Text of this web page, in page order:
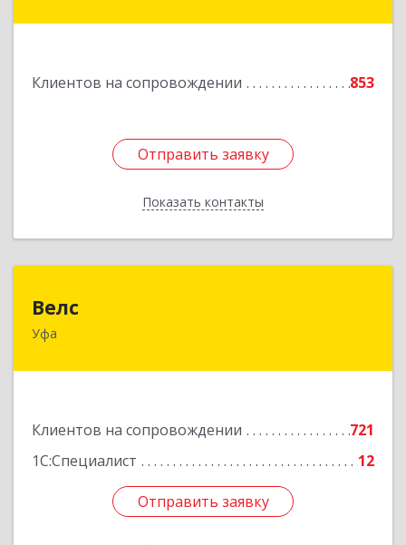
Клиентов на сопровождении 853
Отправить заявку
Показать контакты
Отправить заявку
Назад
Велс
Уфа
Клиентов на сопровождении
721
1С:Специалист
12
Отправить заявку
450071, Башкортостан Респ, Уфа г, 50 лет СССР
Отправить заявку